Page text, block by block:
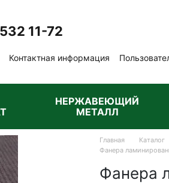
11-72
Контактная информация
НЕРЖАВЕЮЩИЙ
МЕТАЛЛ
Главная Каталог
Фанера
Фанера